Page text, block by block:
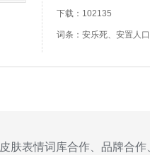
下载：102135
词条：安乐死、安置人
皮肤表情词库合作、品牌合